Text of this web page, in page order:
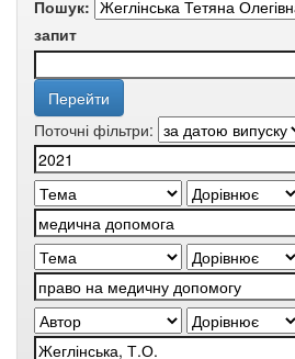
Пошук:
запит
Поточні фільтри: